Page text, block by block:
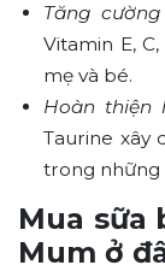
Tăng
Vitamin E,
mẹ và bé.
Hoàn thiện
Taurine xây
trong những
Mua sữa
Mum ở